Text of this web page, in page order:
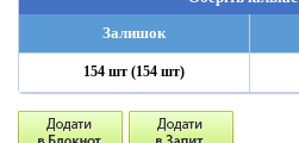
Залишок
154 шт (154 шт)